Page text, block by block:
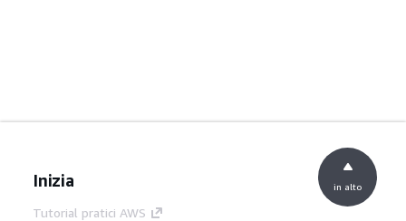
Inizia
Tutorial pratici AWS
in alto